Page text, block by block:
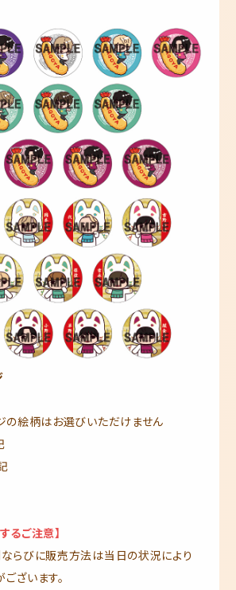
絵柄はお選びいただけません
るご注意】
らびに販売方法は当日の状況により
ざいます。